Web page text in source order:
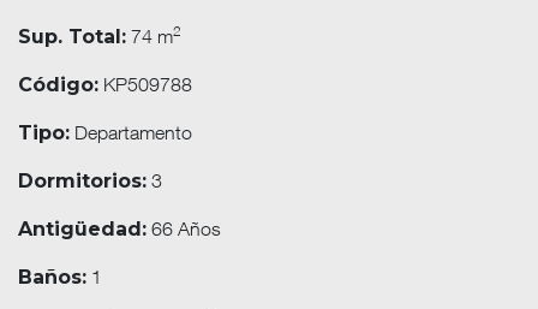
Sup. Total: 74 m2
Código: KP509788
Tipo: Departamento
Dormitorios: 3
Antigüedad: 66 Años
Baños: 1